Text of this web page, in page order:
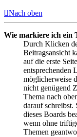
Nach oben
Wie markiere ich ein
Durch Klicken
Beitragsansicht
auf die erste
entsprechenden
möglicherweise
nicht genügend
Thema nach
darauf schreibst.
dieses Boards
wenn ohne
Themen